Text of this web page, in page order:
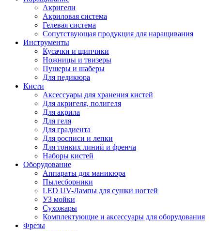
Акригели
Акриловая система
Гелевая система
Сопутствующая продукция для наращивания
Инструменты
Кусачки и щипчики
Ножницы и твизеры
Пушеры и шаберы
Для педикюра
Кисти
Аксессуары для хранения кистей
Для акригеля, полигеля
Для акрила
Для геля
Для градиента
Для росписи и лепки
Для тонких линий и френча
Наборы кистей
Оборудование
Аппараты для маникюра
Пылесборники
LED UV-Лампы для сушки ногтей
УЗ мойки
Сухожары
Комплектующие и аксессуары для оборудования
Фрезы